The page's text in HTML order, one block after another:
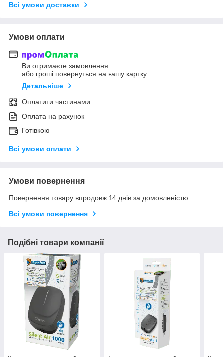
Всі умови доставки
Умови оплати
Ви отримаєте замовлення
або гроші повернуться на вашу картку
Детальніше
Оплатити частинами
Оплата на рахунок
Готівкою
Всі умови оплати
Умови повернення
Повернення товару впродовж 14 днів за домовленістю
Всі умови повернення
Подібні товари компанії